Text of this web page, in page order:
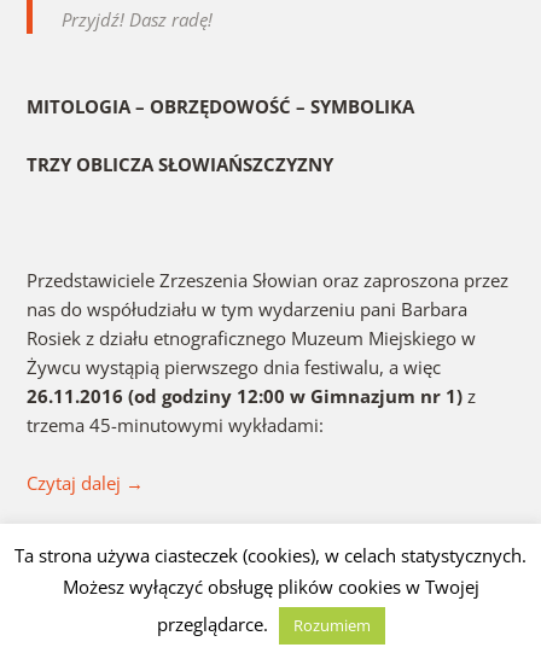
Przyjdź! Dasz radę!
MITOLOGIA – OBRZĘDOWOŚĆ – SYMBOLIKA
TRZY OBLICZA SŁOWIAŃSZCZYZNY
Przedstawiciele Zrzeszenia Słowian oraz zaproszona przez
nas do współudziału w tym wydarzeniu pani Barbara
Rosiek z działu etnograficznego Muzeum Miejskiego w
Żywcu wystąpią pierwszego dnia festiwalu, a więc
26.11.2016 (od godziny 12:00 w Gimnazjum nr 1)z
trzema 45-minutowymi wykładami:
Czytaj dalej →
Starosłowiańska Świątynia Światła Świata ,Zrzeszenie Słowian
4
komentarze
Ta strona używa ciasteczek (cookies), w celach statystycznych.
Możesz wyłączyć obsługę plików cookies w Twojej
przeglądarce.
Rozumiem